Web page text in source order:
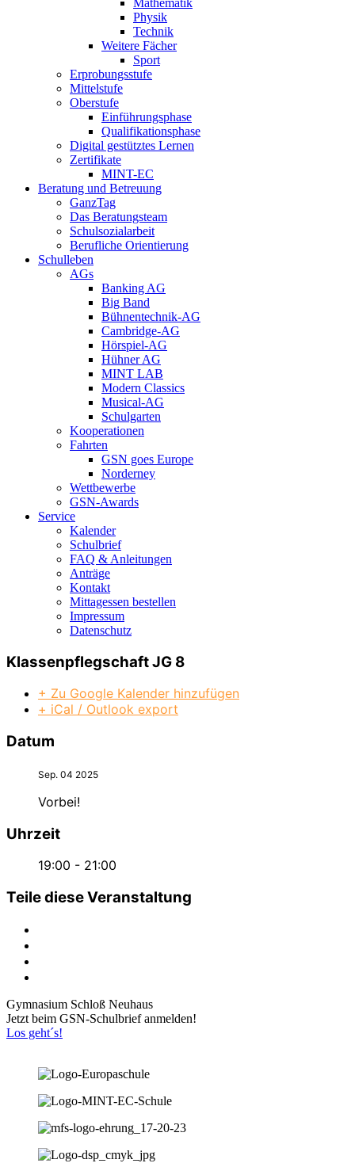
Mathematik
Physik
Technik
Weitere Fächer
Sport
Erprobungsstufe
Mittelstufe
Oberstufe
Einführungsphase
Qualifikationsphase
Digital gestütztes Lernen
Zertifikate
MINT-EC
Beratung und Betreuung
GanzTag
Das Beratungsteam
Schulsozialarbeit
Berufliche Orientierung
Schulleben
AGs
Banking AG
Big Band
Bühnentechnik-AG
Cambridge-AG
Hörspiel-AG
Hühner AG
MINT LAB
Modern Classics
Musical-AG
Schulgarten
Kooperationen
Fahrten
GSN goes Europe
Norderney
Wettbewerbe
GSN-Awards
Service
Kalender
Schulbrief
FAQ & Anleitungen
Anträge
Kontakt
Mittagessen bestellen
Impressum
Datenschutz
Klassenpflegschaft JG 8
+ Zu Google Kalender hinzufügen
+ iCal / Outlook export
Datum
Sep. 04 2025
Vorbei!
Uhrzeit
19:00 - 21:00
Teile diese Veranstaltung
Gymnasium Schloß Neuhaus
Jetzt beim GSN-Schulbrief anmelden!
Los geht´s!